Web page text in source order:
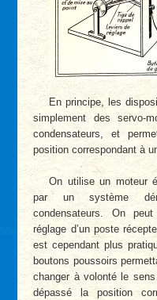
En principe, les
simplement des servo-
condensateurs, et
position correspondant à
On utilise un moteur
par un système
condensateurs. On
réglage d’un poste
est cependant plus
boutons poussoirs
changer à volonté le
dépassé la position